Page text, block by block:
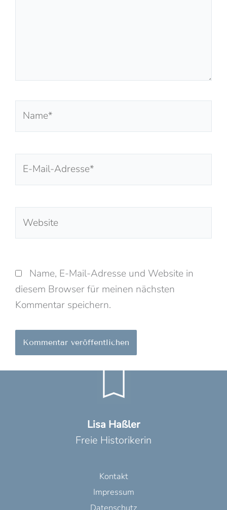
Mail-
Name, E-Mail-Adresse und Website in
diesem Browser für meinen nächsten
Kommentar speichern.
Lisa Haßler
Freie Historikerin
Kontakt
Impressum